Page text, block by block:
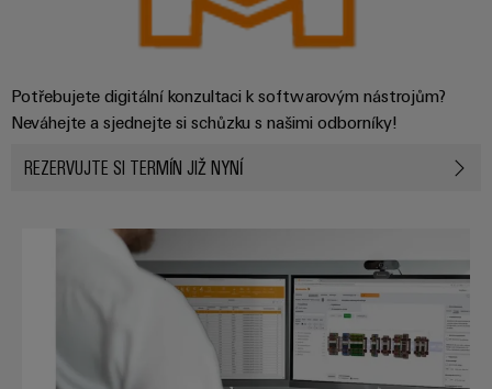
Potřebujete digitální konzultaci k softwarovým nástrojům?
Neváhejte a sjednejte si schůzku s našimi odborníky!
REZERVUJTE SI TERMÍN JIŽ NYNÍ